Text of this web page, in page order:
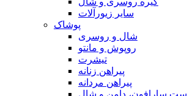
سایر زیورآلات
پوشاک
شال و روسری
روپوش و مانتو
تیشرت
پیراهن زنانه
پیراهن مردانه
ست سارافون، دامن و شال